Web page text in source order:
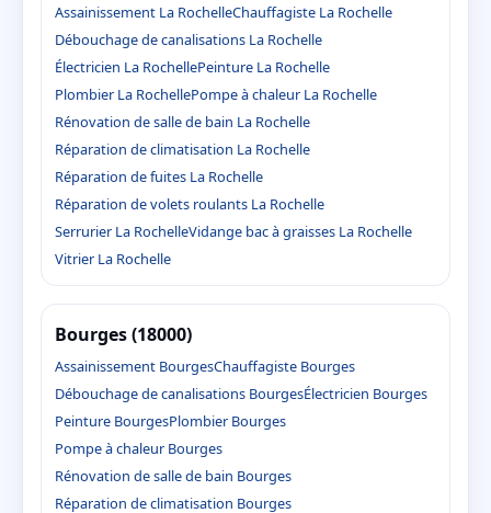
Assainissement La RochelleChauffagiste La Rochelle
Débouchage de canalisations La Rochelle
Électricien La RochellePeinture La Rochelle
Plombier La RochellePompe à chaleur La Rochelle
Rénovation de salle de bain La Rochelle
Réparation de climatisation La Rochelle
Réparation de fuites La Rochelle
Réparation de volets roulants La Rochelle
Serrurier La RochelleVidange bac à graisses La Rochelle
Vitrier La Rochelle
Bourges (18000)
Assainissement BourgesChauffagiste Bourges
Débouchage de canalisations BourgesÉlectricien Bourges
Peinture BourgesPlombier Bourges
Pompe à chaleur Bourges
Rénovation de salle de bain Bourges
Réparation de climatisation Bourges